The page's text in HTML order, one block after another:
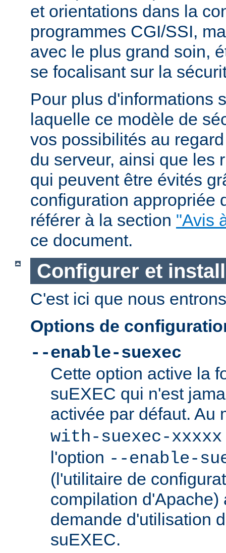
et orientations dans la
programmes CGI/SSI,
avec le plus grand soin,
se focalisant sur la
Pour plus d'informations
laquelle ce modèle de
vos possibilités au
du serveur, ainsi que les
qui peuvent être évités
configuration appropriée
référer à la section "Avis
ce document.
Configurer et
C'est ici que nous
Options de
--enable-suexec
Cette option active la
suEXEC qui n'est
activée par défaut. Au
with-suexec-xxxxx
l'option --enable-
(l'utilitaire de
compilation d'Apache)
demande d'utilisation
suEXEC.